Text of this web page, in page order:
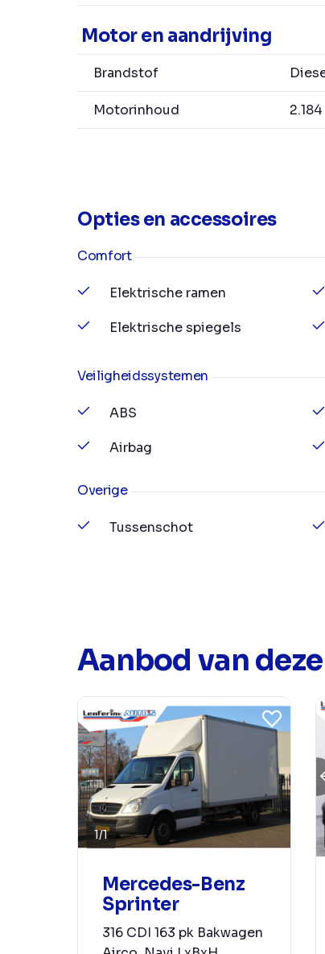
Motor en aandrijving
Brandstof
Motorinhoud
Opties en accessoires
Comfort
Elektrische ramen
Elektrische spiegels
Veiligheidssystemen
ABS
Airbag
Overige
Tussenschot
Aanbod van
1/1
Mercedes-Benz
Sprinter
316 CDI 163 pk Bakwagen